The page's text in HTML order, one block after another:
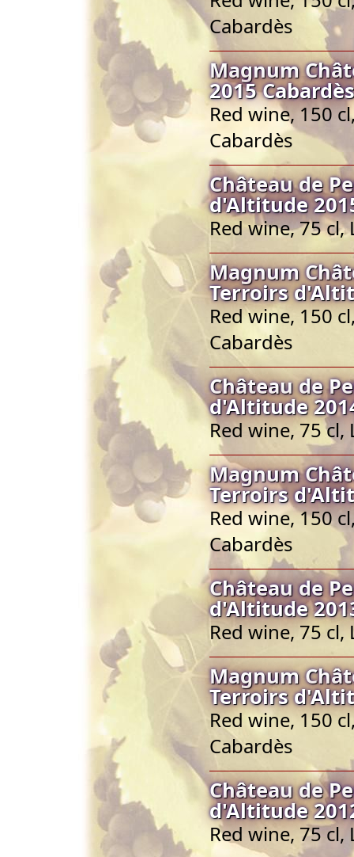
Cabardès
Magnum
2015
Red wine, 150
Cabardès
Château de
d'Altitude
Red wine, 75
Magnum
Terroirs
Red wine, 150
Cabardès
Château de
d'Altitude
Red wine, 75 cl,
Magnum
Terroirs
Red wine, 150
Cabardès
Château de
d'Altitude
Red wine, 75 cl,
Magnum
Terroirs
Red wine, 150
Cabardès
Château de
d'Altitude
Red wine, 75